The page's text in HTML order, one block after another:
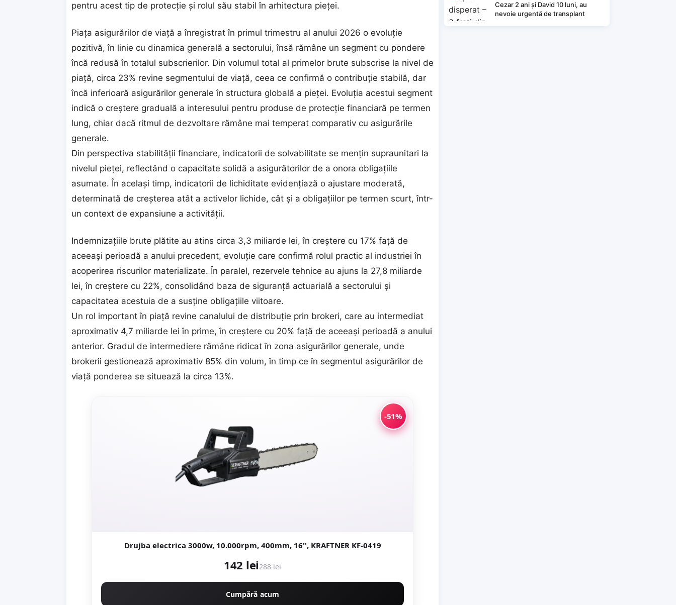
pentru acest tip de protecție și rolul său stabil în arhitectura pieței.
Piața asigurărilor de viață a înregistrat în primul trimestru al anului 2026 o evoluție
pozitivă, în linie cu dinamica generală a sectorului, însă rămâne un segment cu pondere
încă redusă în totalul subscrierilor. Din volumul total al primelor brute subscrise la nivel de
piață, circa 23% revine segmentului de viață, ceea ce confirmă o contribuție stabilă, dar
încă inferioară asigurărilor generale în structura globală a pieței. Evoluția acestui segment
indică o creștere graduală a interesului pentru produse de protecție financiară pe termen
lung, chiar dacă ritmul de dezvoltare rămâne mai temperat comparativ cu asigurările
generale.
Din perspectiva stabilității financiare, indicatorii de solvabilitate se mențin supraunitari la
nivelul pieței, reflectând o capacitate solidă a asigurătorilor de a onora obligațiile
asumate. În același timp, indicatorii de lichiditate evidențiază o ajustare moderată,
determinată de creșterea atât a activelor lichide, cât și a obligațiilor pe termen scurt, într-
un context de expansiune a activității.
Indemnizațiile brute plătite au atins circa 3,3 miliarde lei, în creștere cu 17% față de
aceeași perioadă a anului precedent, evoluție care confirmă rolul practic al industriei în
acoperirea riscurilor materializate. În paralel, rezervele tehnice au ajuns la 27,8 miliarde
lei, în creștere cu 22%, consolidând baza de siguranță actuarială a sectorului și
capacitatea acestuia de a susține obligațiile viitoare.
Un rol important în piață revine canalului de distribuție prin brokeri, care au intermediat
aproximativ 4,7 miliarde lei în prime, în creștere cu 20% față de aceeași perioadă a anului
anterior. Gradul de intermediere rămâne ridicat în zona asigurărilor generale, unde
brokerii gestionează aproximativ 85% din volum, în timp ce în segmentul asigurărilor de
viață ponderea se situează la circa 13%.
-51%
Drujba electrica 3000w, 10.000rpm, 400mm, 16'', KRAFTNER KF-0419
142 lei288 lei
Cumpără acum
Cezar 2 ani și David 10 luni, au
nevoie urgentă de transplant